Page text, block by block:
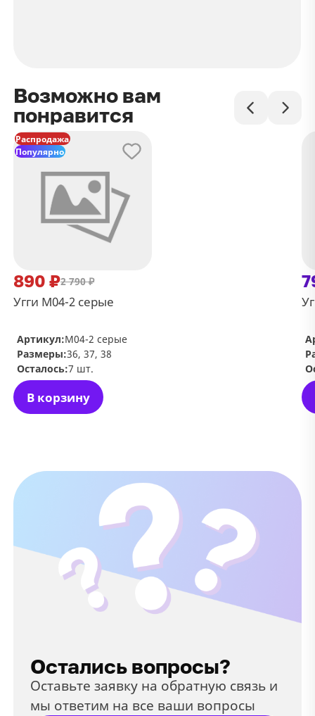
Возможно вам
понравится
Распродажа
Популярно
890 ₽2 790 ₽
Угги М04-2 серые
В корзину
Артикул:М04-2 серые
Размеры:36, 37, 38
Осталось:7 шт.
Остались вопросы?
Оставьте заявку на обратную связь и
мы ответим на все ваши вопросы